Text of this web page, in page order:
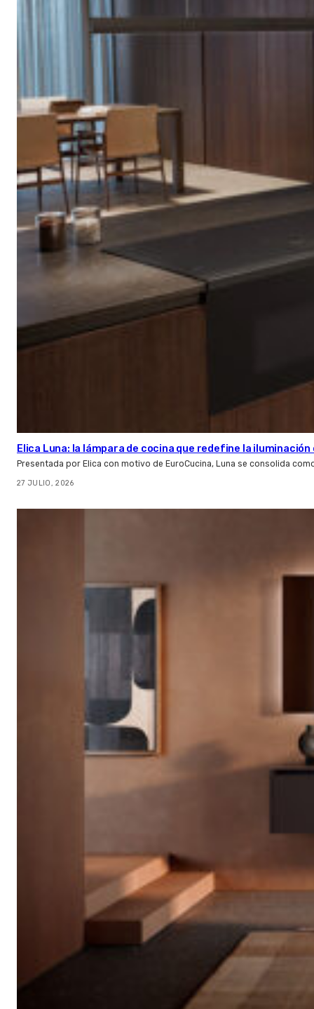
Elica Luna: la lámpara de cocina que redefine la
Presentada por Elica con motivo de EuroCucina, Luna se consolida
27 JULIO, 2026